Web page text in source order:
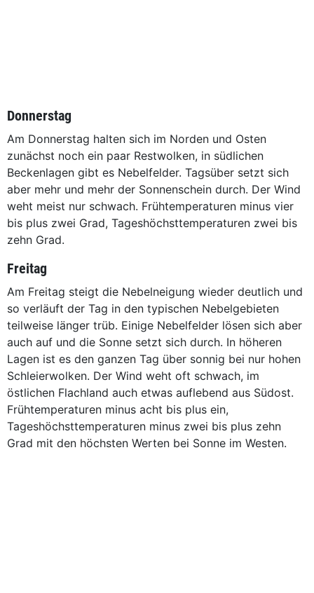
Donnerstag
Am Donnerstag halten sich im Norden und Osten
zunächst noch ein paar Restwolken, in südlichen
Beckenlagen gibt es Nebelfelder. Tagsüber setzt sich
aber mehr und mehr der Sonnenschein durch. Der Wind
weht meist nur schwach. Frühtemperaturen minus vier
bis plus zwei Grad, Tageshöchsttemperaturen zwei bis
zehn Grad.
Freitag
Am Freitag steigt die Nebelneigung wieder deutlich und
so verläuft der Tag in den typischen Nebelgebieten
teilweise länger trüb. Einige Nebelfelder lösen sich aber
auch auf und die Sonne setzt sich durch. In höheren
Lagen ist es den ganzen Tag über sonnig bei nur hohen
Schleierwolken. Der Wind weht oft schwach, im
östlichen Flachland auch etwas auflebend aus Südost.
Frühtemperaturen minus acht bis plus ein,
Tageshöchsttemperaturen minus zwei bis plus zehn
Grad mit den höchsten Werten bei Sonne im Westen.